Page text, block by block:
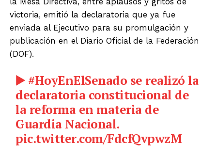
victoria, emitió la declaratoria que ya fue
enviada al Ejecutivo para su promulgación y
publicación en el Diario Oficial de la Federación
(DOF).
▶️ #HoyEnElSenado se realizó la
declaratoria constitucional de
la reforma en materia de
Guardia Nacional.
pic.twitter.com/FdcfQvpwzM